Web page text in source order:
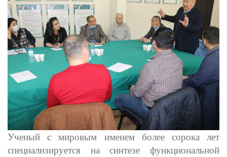
Ученый с мировым именем более сорока лет
специализируется на синтезе функциональной